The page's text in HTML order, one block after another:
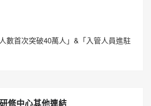
數首次突破40萬人」&「入管人員進駐
修中心其他連結